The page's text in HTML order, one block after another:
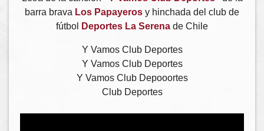
barra brava Los Papayeros y hinchada del club de
fútbol
Deportes La Serena de Chile
Y Vamos Club Deportes
Y Vamos Club Deportes
Y Vamos Club Depooortes
Club Deportes